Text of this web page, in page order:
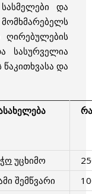
და
ღირებულების
სასურველია
წაკითხვასა და
უცხიმო
შემწვარი